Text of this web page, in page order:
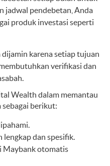
jadwal pendebetan, Anda
produk investasi seperti
karena setiap tujuan
verifikasi dan
Wealth dalam memantau
berikut:
dan spesifik.
Maybank otomatis